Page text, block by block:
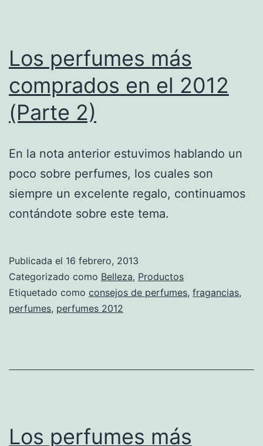
Los perfumes más
comprados en el 2012
(Parte 2)
En la nota anterior estuvimos hablando un
poco sobre perfumes, los cuales son
siempre un excelente regalo, continuamos
contándote sobre este tema.
Publicada el 16 febrero, 2013
Categorizado como Belleza, Productos
Etiquetado como consejos de perfumes, fragancias,
perfumes, perfumes 2012
Los perfumes más